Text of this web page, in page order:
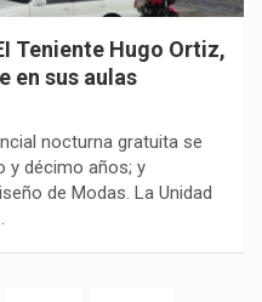
Teniente Hugo Ortiz,
en sus aulas
nocturna gratuita se
y décimo años; y
de Modas. La Unidad